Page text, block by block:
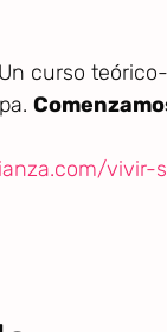
Un curso